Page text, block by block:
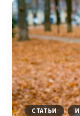
СТАТЬИ